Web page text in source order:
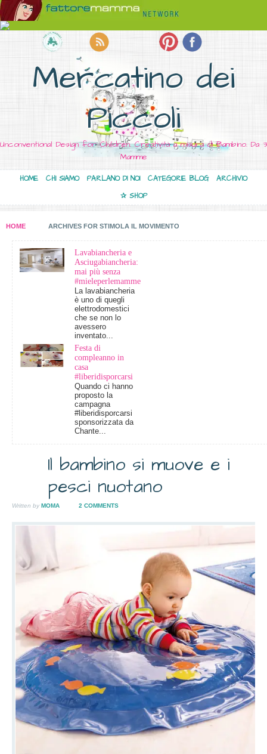
Mercatino dei
Piccoli
Unconventional Design for Children. Creatività a misura di Bambino. Da 3
Mamme
HOME CHI SIAMO PARLANO DI NOI CATEGORIE BLOG
ARCHIVIO
✰ SHOP
HOME ARCHIVES FOR STIMOLA IL MOVIMENTO
Lavabiancheria e
Asciugabiancheria:
mai più senza
#mieleperlemamme
La lavabiancheria
è uno di quegli
elettrodomestici
che se non lo
avessero
inventato...
Festa di
compleanno in
casa
#liberidisporcarsi
Quando ci hanno
proposto la
campagna
#liberidisporcarsi
sponsorizzata da
Chante...
Il bambino si muove e i
pesci nuotano
Written by MOMA 2 COMMENTS